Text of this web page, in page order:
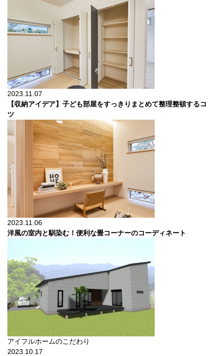
2023.11.07
【収納アイデア】子ども部屋をすっきりまとめて整理整頓するコ
ツ
2023.11.06
洋風の室内と馴染む！便利な畳コーナーのコーディネート
アイフルホームのこだわり
2023.10.17